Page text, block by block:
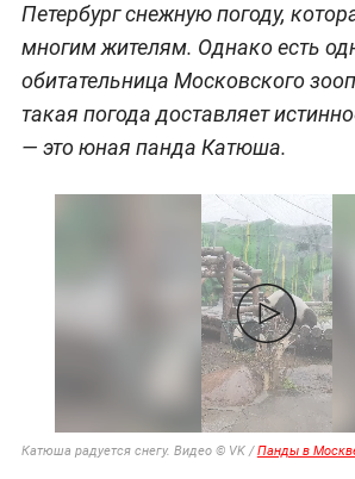
Петербург снежную погоду,
многим жителям. Однако есть
обитательница Московского
такая погода доставляет
— это юная панда Катюша.
Катюша радуется снегу. Видео © VK /Панды в